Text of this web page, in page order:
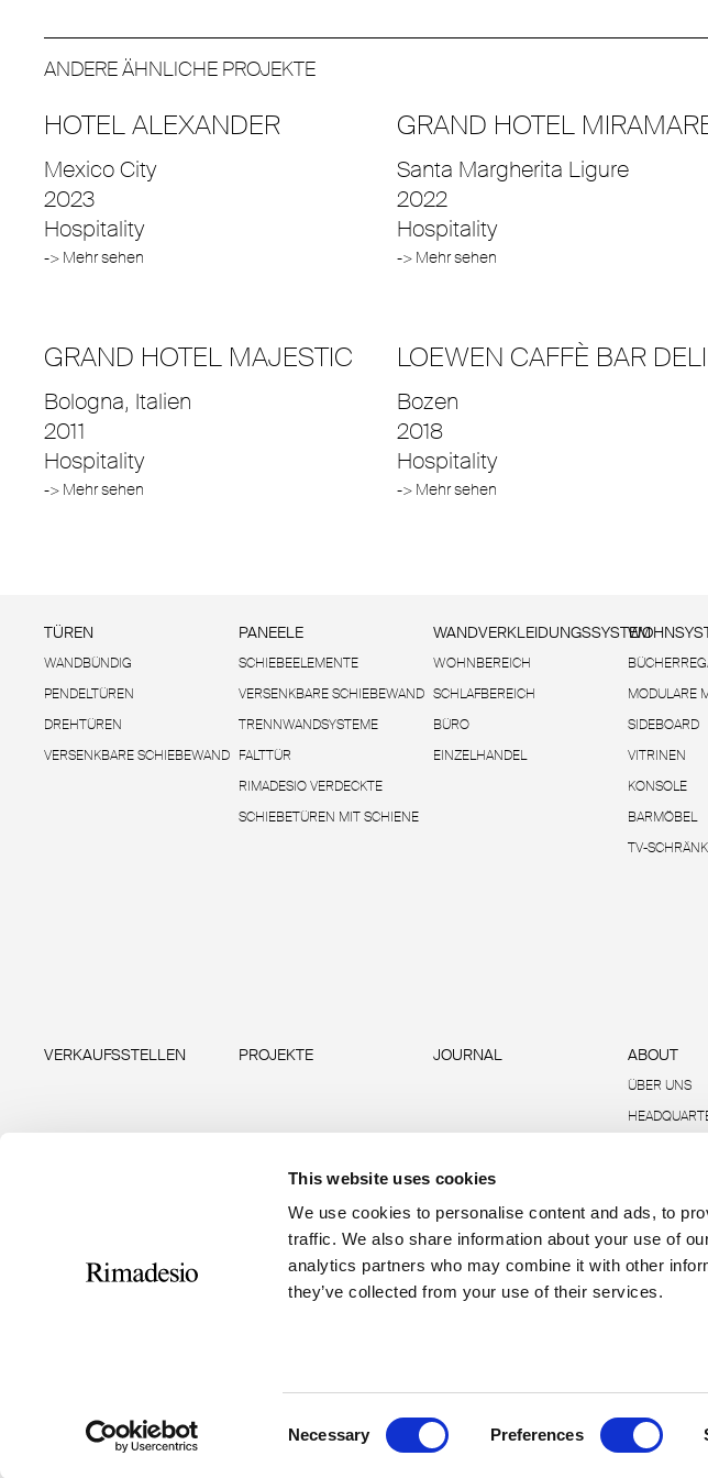
This website uses cookies
We use cookies to personalise content and ads, to
traffic. We also share information about your use of
analytics partners who may combine it with other
they’ve collected from your use of their services.
Necessary Preferences
ANDERE ÄHNLICHE PROJEKTE
HOTEL ALEXANDER
Mexico City
2023
Hospitality
-> Mehr sehen
GRAND HOTEL
Santa Margherita Ligure
2022
Hospitality
-> Mehr sehen
GRAND HOTEL MAJESTIC
Bologna, Italien
2011
Hospitality
-> Mehr sehen
LOEWEN CAFFÈ BAR DELI
Bozen
2018
Hospitality
-> Mehr sehen
TÜREN
WANDBÜNDIG
PENDELTÜREN
DREHTÜREN
VERSENKBARE SCHIEBEWAND
PANEELE
SCHIEBEELEMENTE
VERSENKBARE SCHIEBEWAND
TRENNWANDSYSTEME
FALTTÜR
RIMADESIO VERDECKTE
SCHIEBETÜREN MIT SCHIENE
WANDVERKLEIDUNGSSYSTEM
WOHNBEREICH
SCHLAFBEREICH
BÜRO
EINZELHANDEL
MODULARE
SIDEBOARD
VITRINEN
KONSOLE
BARMÖBEL
TV-
VERKAUFSSTELLEN PROJEKTE JOURNAL ABOUT
ÜBER UNS
R-ACADEMY
T +39 0362 3171